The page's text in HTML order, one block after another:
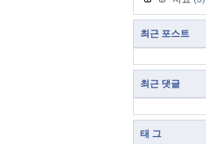
최근 포스트
최근 댓글
태 그